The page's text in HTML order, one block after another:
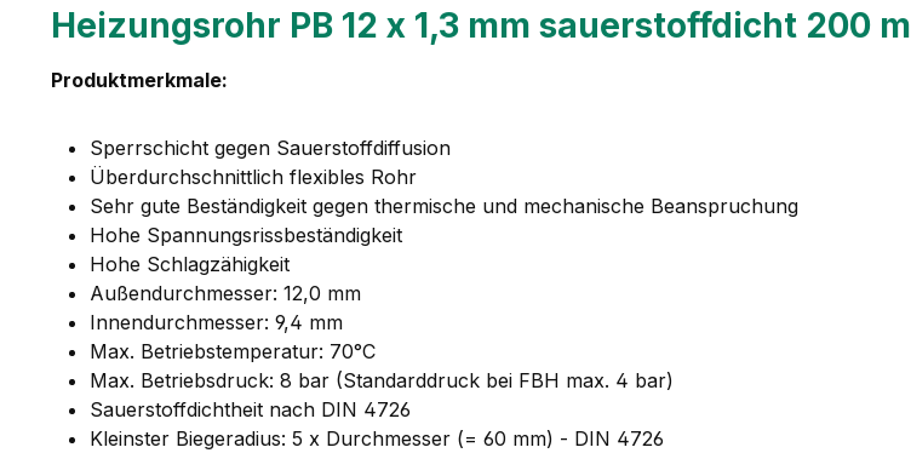
Heizungsrohr PB 12 x 1,3 mm sauerstoffdicht 200 m
Produktmerkmale:
Sperrschicht gegen Sauerstoffdiffusion
Überdurchschnittlich flexibles Rohr
Sehr gute Beständigkeit gegen thermische und mechanische Beanspruchung
Hohe Spannungsrissbeständigkeit
Hohe Schlagzähigkeit
Außendurchmesser: 12,0 mm
Innendurchmesser: 9,4 mm
Max. Betriebstemperatur: 70°C
Max. Betriebsdruck: 8 bar (Standarddruck bei FBH max. 4 bar)
Sauerstoffdichtheit nach DIN 4726
Kleinster Biegeradius: 5 x Durchmesser (= 60 mm) - DIN 4726